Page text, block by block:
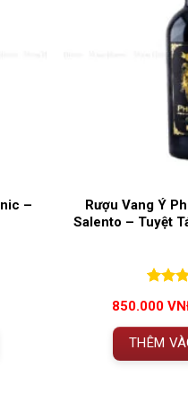
–
Rượu Vang Ý
Salento – Tuyệt
đánh
850.000
THÊM